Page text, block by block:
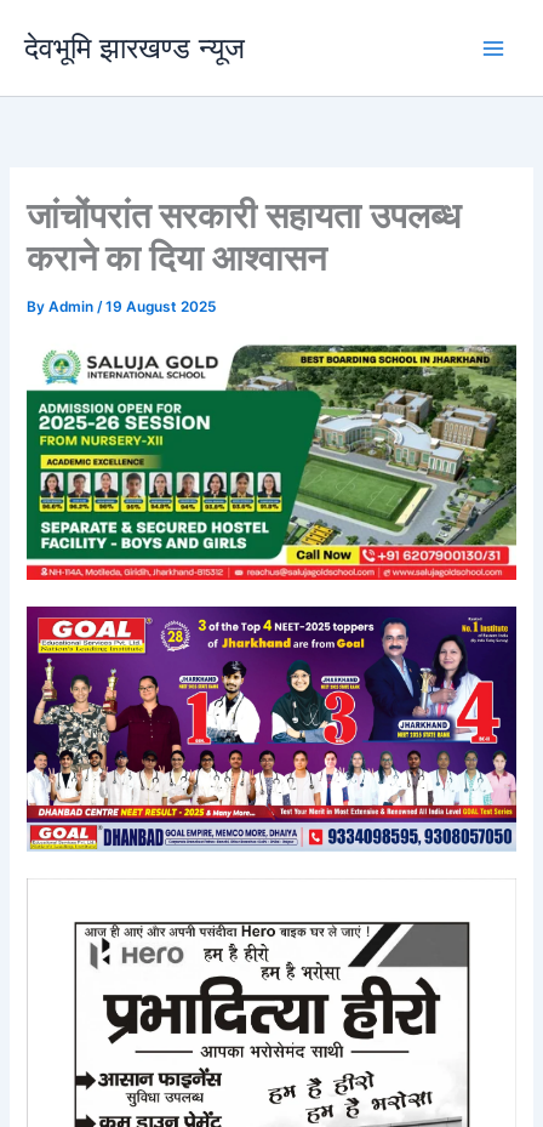
content
देवभूमि झारखण्ड न्यूज
जांचोंपरांत सरकारी सहायता उपलब्ध
कराने का दिया आश्वासन
ByAdmin/19 August 2025